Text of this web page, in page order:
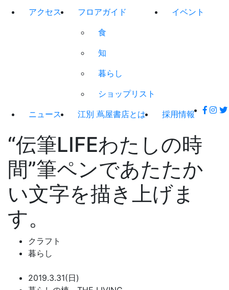
アクセス
フロアガイド
食
知
暮らし
ショップリスト
イベント
ニュース 江別 蔦屋書店とは 採用情報
“伝筆LIFEわたしの時
間”筆ペンであたたか
い文字を描き上げま
す。
クラフト
暮らし
2019.3.31(日)